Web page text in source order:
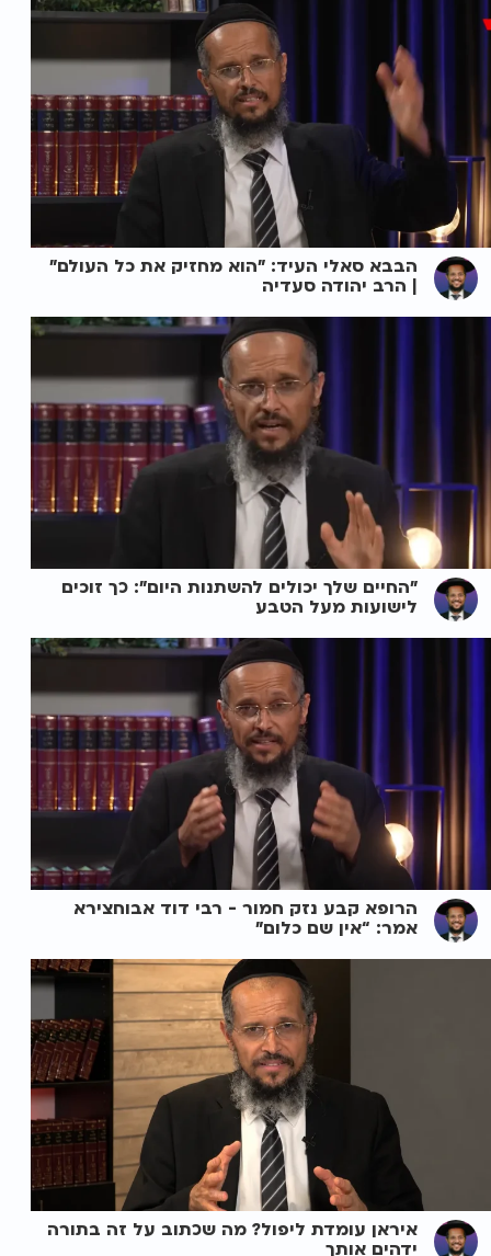
הבבא סאלי העיד: "הוא מחזיק את כל העולם"
| הרב יהודה סעדיה
"החיים שלך יכולים להשתנות היום": כך זוכים
לישועות מעל הטבע
הרופא קבע נזק חמור - רבי דוד אבוחצירא
אמר: “אין שם כלום”
איראן עומדת ליפול? מה שכתוב על זה בתורה
ידהים אותך